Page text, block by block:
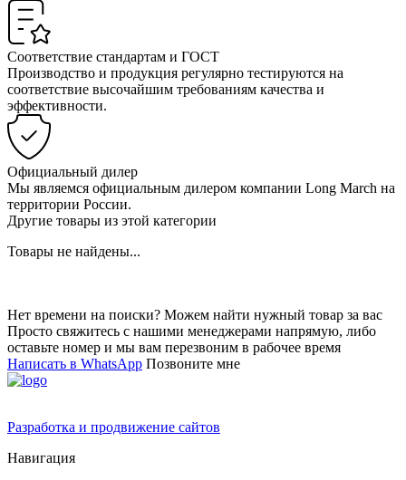
Соответствие стандартам и ГОСТ
Производство и продукция регулярно тестируются на
соответствие высочайшим требованиям качества и
эффективности.
Официальный дилер
Мы являемся официальным дилером компании Long March на
территории России.
Другие товары из этой категории
Товары не найдены...
Нет времени на поиски? Можем найти нужный товар за вас
Просто свяжитесь с нашими менеджерами напрямую, либо
оставьте номер и мы вам перезвоним в рабочее время
Написать в WhatsApp Позвоните мне
Разработка и продвижение сайтов
Навигация